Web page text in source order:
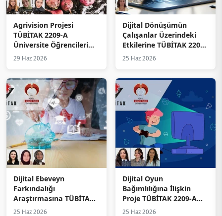
Agrivision Projesi
TÜBİTAK 2209-A
Üniversite Öğrencileri
Araştırma Projeleri
Almaya Hak Kazandı
29 Haz 2026
Dijital Dönüşümün
Çalışanlar Üzerindeki
Etkilerine TÜBİTAK 2209-
A Desteği
25 Haz 2026
Dijital Ebeveyn
Farkındalığı
Araştırmasına TÜBİTAK
2209-A Desteği
25 Haz 2026
Dijital Oyun
Bağımlılığına İlişkin
Proje TÜBİTAK 2209-A
Kapsamında Desteklendi
25 Haz 2026